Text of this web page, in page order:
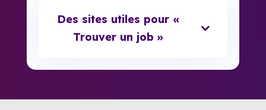
Des sites utiles pour «
Trouver un job »